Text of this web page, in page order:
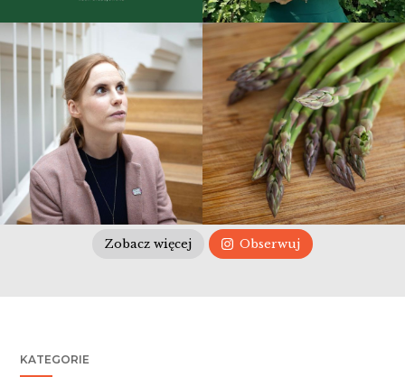
Zobacz więcej Obserwuj
KATEGORIE